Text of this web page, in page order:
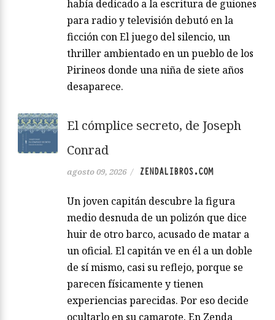
había dedicado a la escritura de guiones
para radio y televisión debutó en la
ficción con El juego del silencio, un
thriller ambientado en un pueblo de los
Pirineos donde una niña de siete años
desaparece.
El cómplice secreto, de Joseph
Conrad
agosto 09, 2026 / ZENDALIBROS.COM
Un joven capitán descubre la figura
medio desnuda de un polizón que dice
huir de otro barco, acusado de matar a
un oficial. El capitán ve en él a un doble
de sí mismo, casi su reflejo, porque se
parecen físicamente y tienen
experiencias parecidas. Por eso decide
ocultarlo en su camarote. En Zenda